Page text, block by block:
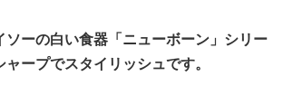
ソーの白い食器「ニューボーン」シリー
ープでスタイリッシュです。